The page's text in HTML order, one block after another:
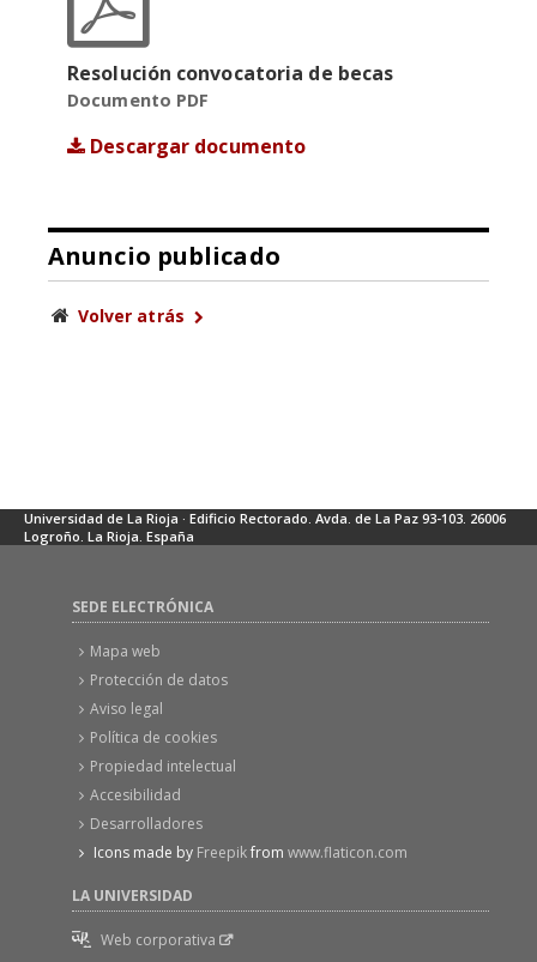
Resolución convocatoria de becas
Documento PDF
Descargar documento
Anuncio publicado
Volver atrás
Universidad de La Rioja · Edificio Rectorado. Avda. de La Paz 93-103. 26006
Logroño. La Rioja. España
SEDE ELECTRÓNICA
Mapa web
Protección de datos
Aviso legal
Política de cookies
Propiedad intelectual
Accesibilidad
Desarrolladores
Icons made by Freepikfromwww.flaticon.com
LA UNIVERSIDAD
Web corporativa